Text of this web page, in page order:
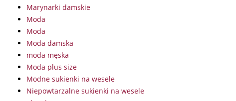
Marynarki damskie
Moda
Moda
Moda damska
moda męska
Moda plus size
Modne sukienki na wesele
Niepowtarzalne sukienki na wesele